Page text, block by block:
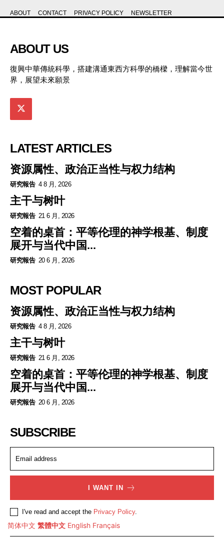
ABOUT CONTACT PRIVACY POLICY NEWSLETTER
ABOUT US
復興中華傳統科學，搭建溝通東西方科學的橋樑，理解當今世
界，展望未來願景
LATEST ARTICLES
资源属性、政治正当性与权力结构
研究報告 4 8 月, 2026
主干与树叶
研究報告 21 6 月, 2026
空着的桌首：平等伦理的神学根基、制度
展开与当代中国...
研究報告 20 6 月, 2026
MOST POPULAR
资源属性、政治正当性与权力结构
研究報告 4 8 月, 2026
主干与树叶
研究報告 21 6 月, 2026
空着的桌首：平等伦理的神学根基、制度
展开与当代中国...
研究報告 20 6 月, 2026
SUBSCRIBE
I WANT IN
I've read and accept the Privacy Policy.
简体中文 繁體中文 English Français